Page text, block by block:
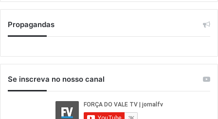
Propagandas
Se inscreva no nosso canal